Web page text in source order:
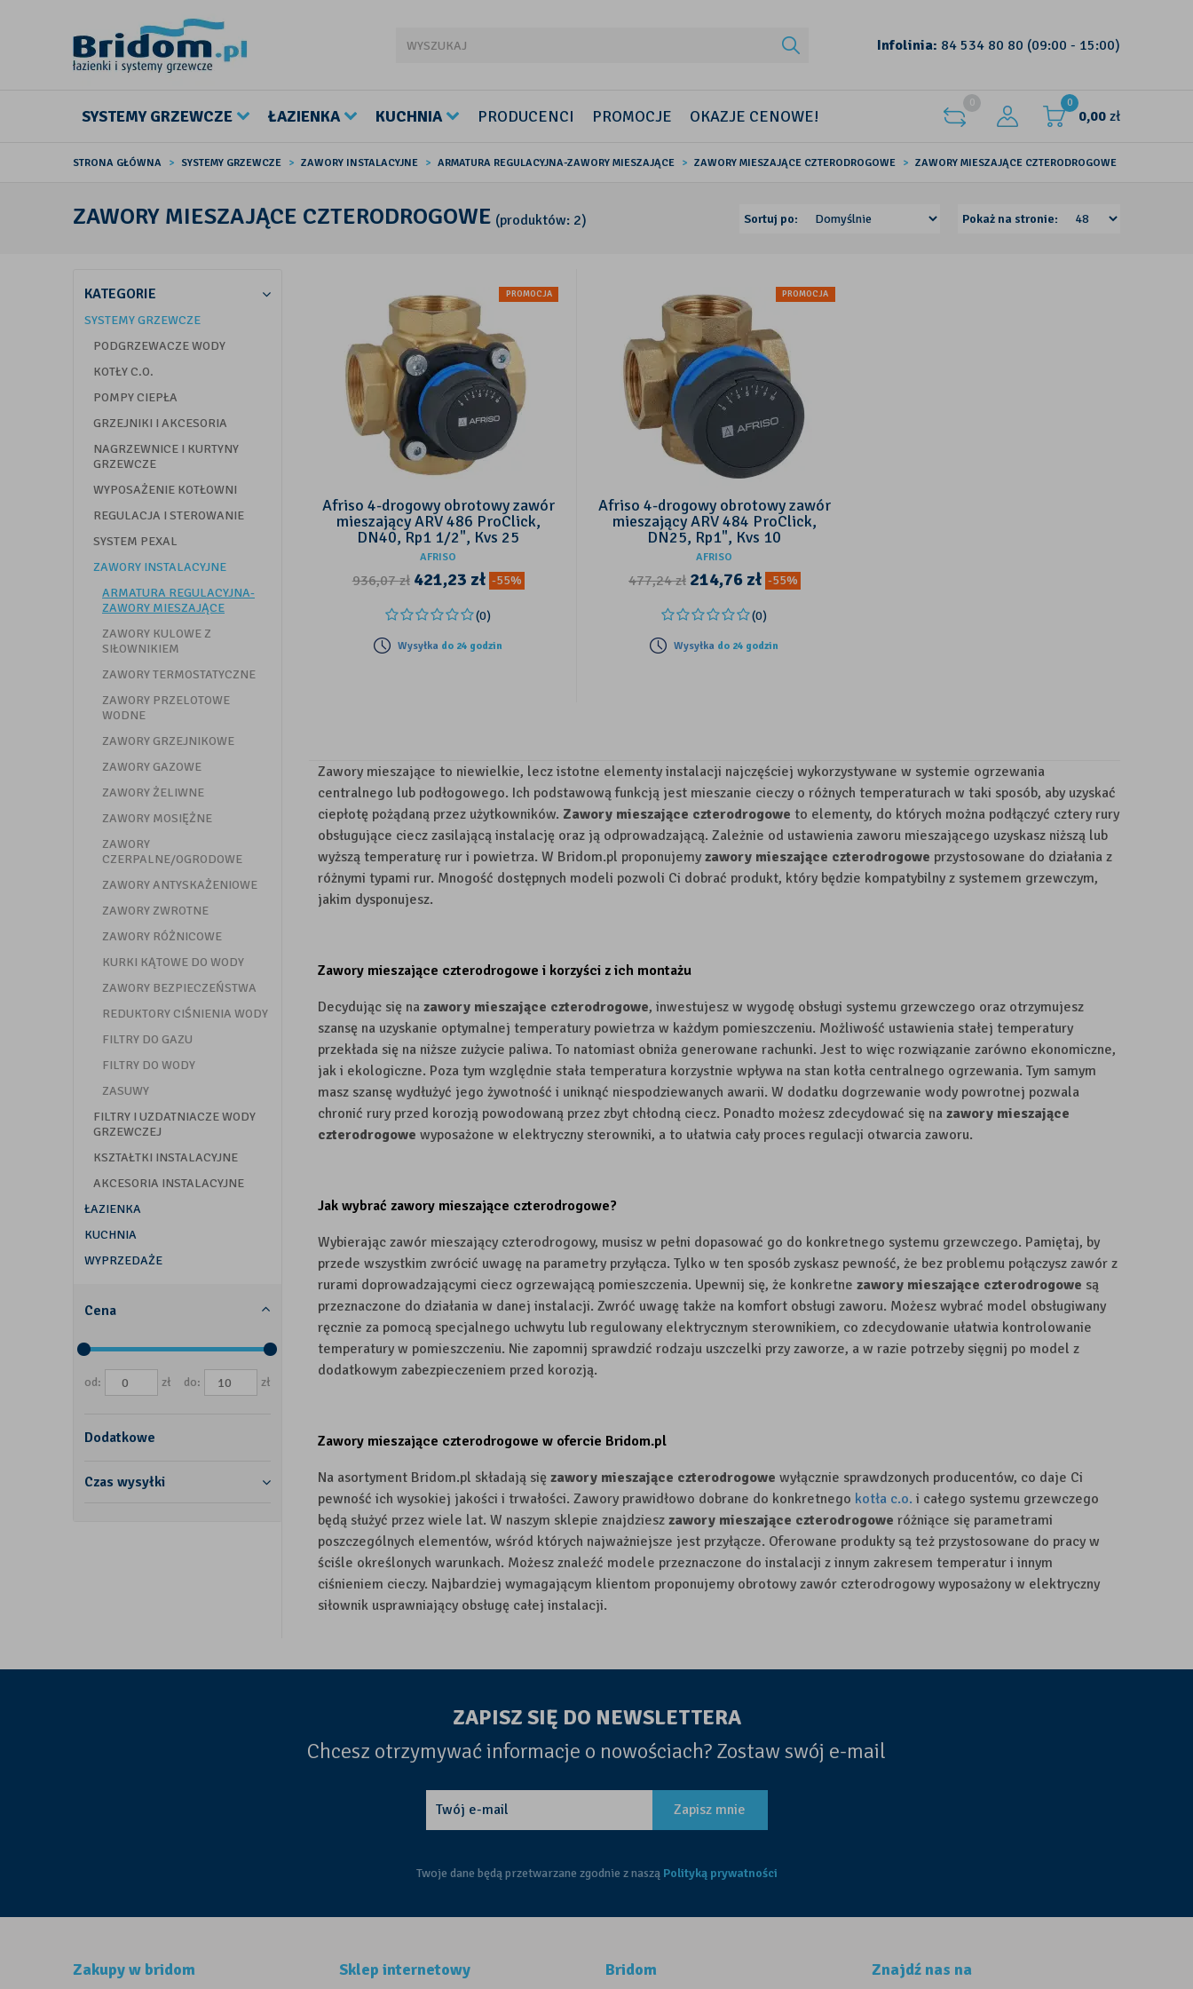
Infolinia: 84 534 80 80 (09:00 - 15:00)
SYSTEMY GRZEWCZE ŁAZIENKA KUCHNIA PRODUCENCI PROMOCJE OKAZJE CENOWE!
0 0
0,00 zł
STRONA GŁÓWNA SYSTEMY GRZEWCZE ZAWORY INSTALACYJNE ARMATURA REGULACYJNA-ZAWORY MIESZAJĄCE ZAWORY MIESZAJĄCE CZTERODROGOWE ZAWORY MIESZAJĄCE CZTERODROGOWE
ZAWORY MIESZAJĄCE CZTERODROGOWE (produktów: 2)
KATEGORIE
SYSTEMY GRZEWCZE
PODGRZEWACZE WODY
KOTŁY C.O.
POMPY CIEPŁA
GRZEJNIKI I AKCESORIA
NAGRZEWNICE I KURTYNY
GRZEWCZE
WYPOSAŻENIE KOTŁOWNI
REGULACJA I STEROWANIE
SYSTEM PEXAL
ZAWORY INSTALACYJNE
ARMATURA REGULACYJNA-
ZAWORY MIESZAJĄCE
ZAWORY KULOWE Z
SIŁOWNIKIEM
ZAWORY TERMOSTATYCZNE
ZAWORY PRZELOTOWE
WODNE
ZAWORY GRZEJNIKOWE
ZAWORY GAZOWE
ZAWORY ŻELIWNE
ZAWORY MOSIĘŻNE
ZAWORY
CZERPALNE/OGRODOWE
ZAWORY ANTYSKAŻENIOWE
ZAWORY ZWROTNE
ZAWORY RÓŻNICOWE
KURKI KĄTOWE DO WODY
ZAWORY BEZPIECZEŃSTWA
REDUKTORY CIŚNIENIA WODY
FILTRY DO GAZU
FILTRY DO WODY
ZASUWY
FILTRY I UZDATNIACZE WODY
GRZEWCZEJ
KSZTAŁTKI INSTALACYJNE
AKCESORIA INSTALACYJNE
ŁAZIENKA
KUCHNIA
WYPRZEDAŻE
Cena
od: zł do: zł
Dodatkowe
Czas wysyłki
Sortuj po: Pokaż na stronie:
PROMOCJA
Afriso 4-drogowy obrotowy zawór
mieszający ARV 486 ProClick,
DN40, Rp1 1/2", Kvs 25
AFRISO
936,07zł 421,23 zł -55%
(0)
Wysyłka do 24 godzin
PROMOCJA
Afriso 4-drogowy obrotowy zawór
mieszający ARV 484 ProClick,
DN25, Rp1", Kvs 10
AFRISO
477,24zł 214,76 zł -55%
(0)
Wysyłka do 24 godzin
Zawory mieszające to niewielkie, lecz istotne elementy instalacji najczęściej wykorzystywane w systemie ogrzewania
centralnego lub podłogowego. Ich podstawową funkcją jest mieszanie cieczy o różnych temperaturach w taki sposób, aby uzyskać
ciepłotę pożądaną przez użytkowników. Zawory mieszające czterodrogowe to elementy, do których można podłączyć cztery rury
obsługujące ciecz zasilającą instalację oraz ją odprowadzającą. Zależnie od ustawienia zaworu mieszającego uzyskasz niższą lub
wyższą temperaturę rur i powietrza. W Bridom.pl proponujemy zawory mieszające czterodrogowe przystosowane do działania z
różnymi typami rur. Mnogość dostępnych modeli pozwoli Ci dobrać produkt, który będzie kompatybilny z systemem grzewczym,
jakim dysponujesz.
Zawory mieszające czterodrogowe i korzyści z ich montażu
Decydując się na zawory mieszające czterodrogowe, inwestujesz w wygodę obsługi systemu grzewczego oraz otrzymujesz
szansę na uzyskanie optymalnej temperatury powietrza w każdym pomieszczeniu. Możliwość ustawienia stałej temperatury
przekłada się na niższe zużycie paliwa. To natomiast obniża generowane rachunki. Jest to więc rozwiązanie zarówno ekonomiczne,
jak i ekologiczne. Poza tym względnie stała temperatura korzystnie wpływa na stan kotła centralnego ogrzewania. Tym samym
masz szansę wydłużyć jego żywotność i uniknąć niespodziewanych awarii. W dodatku dogrzewanie wody powrotnej pozwala
chronić rury przed korozją powodowaną przez zbyt chłodną ciecz. Ponadto możesz zdecydować się na zawory mieszające
czterodrogowe wyposażone w elektryczny sterowniki, a to ułatwia cały proces regulacji otwarcia zaworu.
Jak wybrać zawory mieszające czterodrogowe?
Wybierając zawór mieszający czterodrogowy, musisz w pełni dopasować go do konkretnego systemu grzewczego. Pamiętaj, by
przede wszystkim zwrócić uwagę na parametry przyłącza. Tylko w ten sposób zyskasz pewność, że bez problemu połączysz zawór z
rurami doprowadzającymi ciecz ogrzewającą pomieszczenia. Upewnij się, że konkretne zawory mieszające czterodrogowe są
przeznaczone do działania w danej instalacji. Zwróć uwagę także na komfort obsługi zaworu. Możesz wybrać model obsługiwany
ręcznie za pomocą specjalnego uchwytu lub regulowany elektrycznym sterownikiem, co zdecydowanie ułatwia kontrolowanie
temperatury w pomieszczeniu. Nie zapomnij sprawdzić rodzaju uszczelki przy zaworze, a w razie potrzeby sięgnij po model z
dodatkowym zabezpieczeniem przed korozją.
Zawory mieszające czterodrogowe w ofercie Bridom.pl
Na asortyment Bridom.pl składają się zawory mieszające czterodrogowe wyłącznie sprawdzonych producentów, co daje Ci
pewność ich wysokiej jakości i trwałości. Zawory prawidłowo dobrane do konkretnego kotła c.o. i całego systemu grzewczego
będą służyć przez wiele lat. W naszym sklepie znajdziesz zawory mieszające czterodrogowe różniące się parametrami
poszczególnych elementów, wśród których najważniejsze jest przyłącze. Oferowane produkty są też przystosowane do pracy w
ściśle określonych warunkach. Możesz znaleźć modele przeznaczone do instalacji z innym zakresem temperatur i innym
ciśnieniem cieczy. Najbardziej wymagającym klientom proponujemy obrotowy zawór czterodrogowy wyposażony w elektryczny
siłownik usprawniający obsługę całej instalacji.
ZAPISZ SIĘ DO NEWSLETTERA
Chcesz otrzymywać informacje o nowościach? Zostaw swój e-mail
Zapisz mnie
Twoje dane będą przetwarzane zgodnie z naszą Polityką prywatności
Zakupy w bridom Sklep internetowy Bridom Znajdź nas na